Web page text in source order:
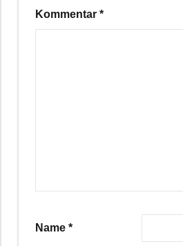
Kommentar *
Name *